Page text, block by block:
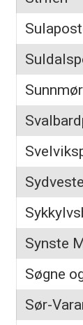
Synste
Søgne
Sør-